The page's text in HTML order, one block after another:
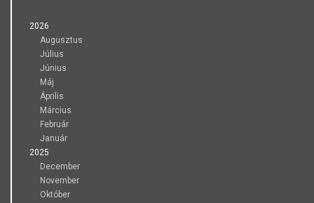
2026
Augusztus
Július
Június
Máj
Április
Március
Február
Január
2025
December
November
Október